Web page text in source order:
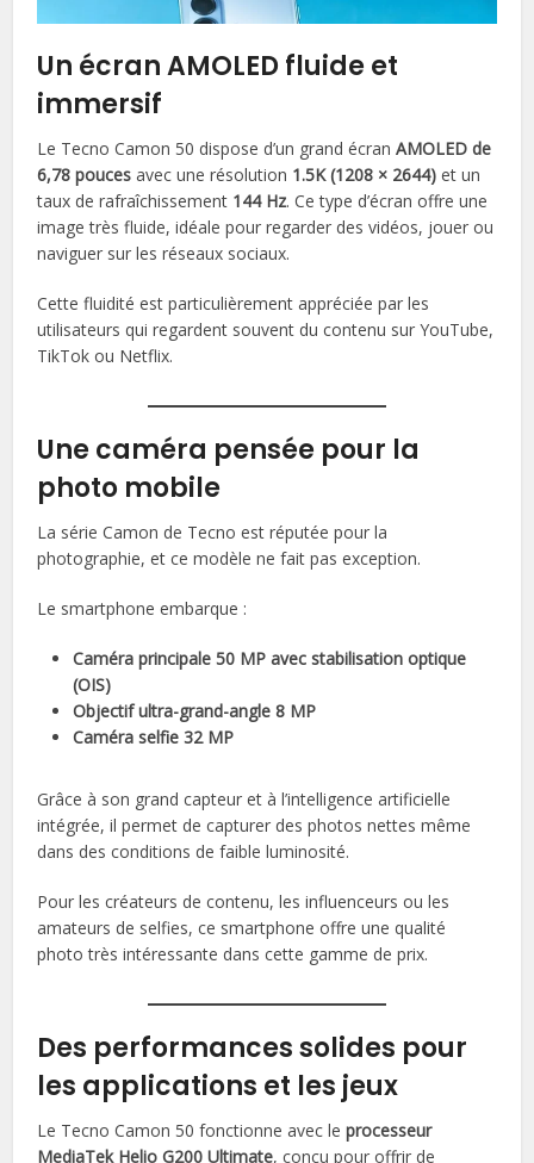
Un écran AMOLED fluide et
immersif
Le Tecno Camon 50 dispose d’un grand écranAMOLED de
6,78 pouces avec une résolution 1.5K (1208 × 2644) et un
taux de rafraîchissement 144 Hz. Ce type d’écran offre une
image très fluide, idéale pour regarder des vidéos, jouer ou
naviguer sur les réseaux sociaux.
Cette fluidité est particulièrement appréciée par les
utilisateurs qui regardent souvent du contenu sur YouTube,
TikTok ou Netflix.
Une caméra pensée pour la
photo mobile
La série Camon de Tecno est réputée pour la
photographie, et ce modèle ne fait pas exception.
Le smartphone embarque :
Caméra principale 50 MP avec stabilisation optique
(OIS)
Objectif ultra-grand-angle 8 MP
Caméra selfie 32 MP
Grâce à son grand capteur et à l’intelligence artificielle
intégrée, il permet de capturer des photos nettes même
dans des conditions de faible luminosité.
Pour les créateurs de contenu, les influenceurs ou les
amateurs de selfies, ce smartphone offre une qualité
photo très intéressante dans cette gamme de prix.
Des performances solides pour
les applications et les jeux
Le Tecno Camon 50 fonctionne avec leprocesseur
MediaTek Helio G200 Ultimate, conçu pour offrir de